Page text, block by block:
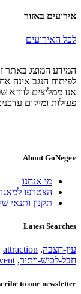
אירועים באזור
לכל האירועים
המידע המוצג באתר
לפיתוח הנגב אינה
אנו ממליצים לוודא
פעילות ומיקום
About GoNegev
מי אנחנו
הצטרפו
תקנון ותנאי
Latest Searches
עין-חצבה,
attraction
חבל-לכיש-ויתיר,
to our newsletter